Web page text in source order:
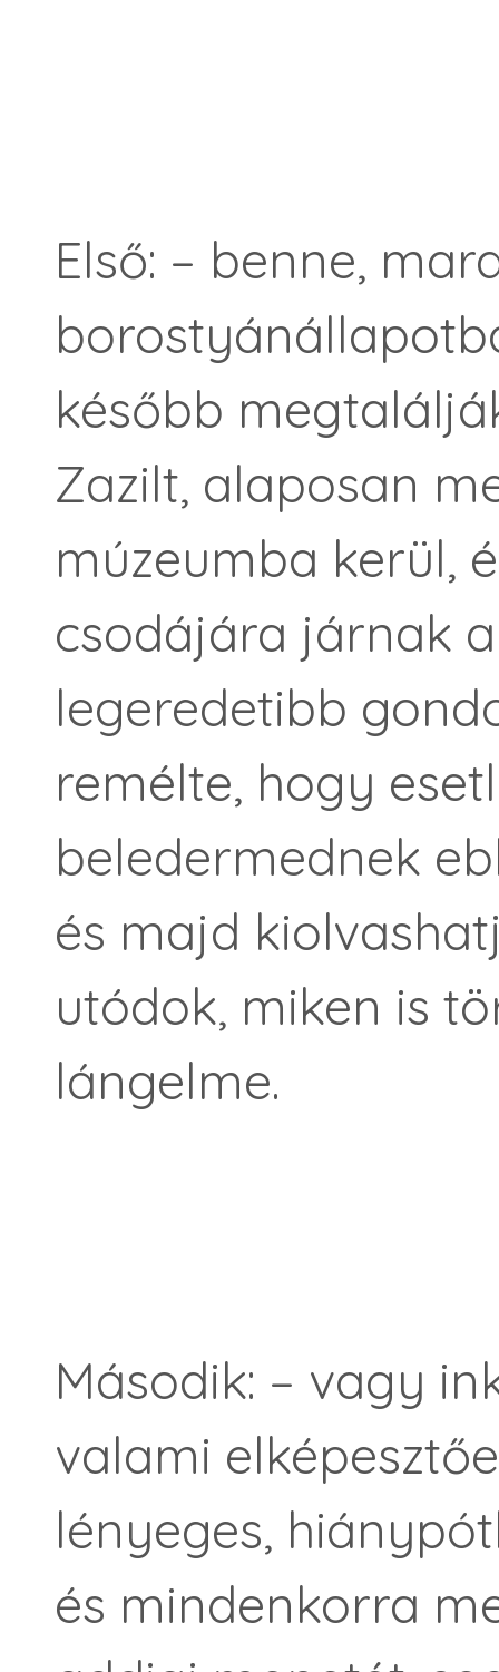
Első: – benne,
később
Zazilt, alaposan
múzeumba kerül,
csodájára járnak
legeredetibb
remélte, hogy
beledermednek
és majd
utódok, miken is
lángelme.
Második: – vagy
valami
lényeges,
és mindenkorra